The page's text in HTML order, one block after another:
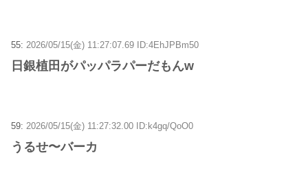
55: 2026/05/15(金) 11:27:07.69 ID:4EhJPBm50
日銀植田がパッパラパーだもんw
59: 2026/05/15(金) 11:27:32.00 ID:k4gq/QoO0
うるせ〜バーカ